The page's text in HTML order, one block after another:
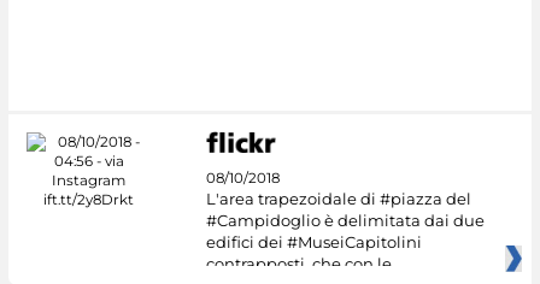
08/10/2018
L'area trapezoidale di #piazza del
#Campidoglio è delimitata dai due
edifici dei #MuseiCapitolini
contrapposti, che con le